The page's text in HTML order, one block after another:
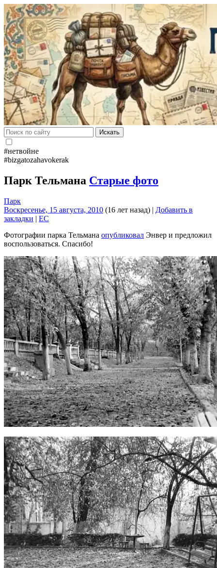
Искать
#нетвойне
#bizgatozahavokerak
Парк Тельмана Старые фото
Парк
Воскресенье, 15 августа, 2010 (16 лет назад) | Добавить в
закладки | EC
Фотографии парка Тельмана опубликовал Энвер и предложил
воспользоваться. Спасибо!